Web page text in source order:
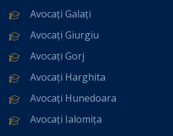
Avocați Galați
Avocați Giurgiu
Avocați Gorj
Avocați Harghita
Avocați Hunedoara
Avocați Ialomița